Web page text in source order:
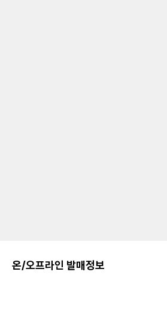
온/오프라인 발매정보